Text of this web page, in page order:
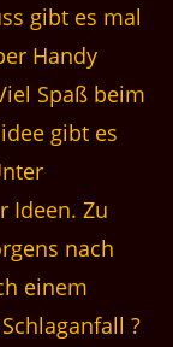
gibt es mal
Handy
Spaß beim
gibt es
Ideen. Zu
nach
einem
?